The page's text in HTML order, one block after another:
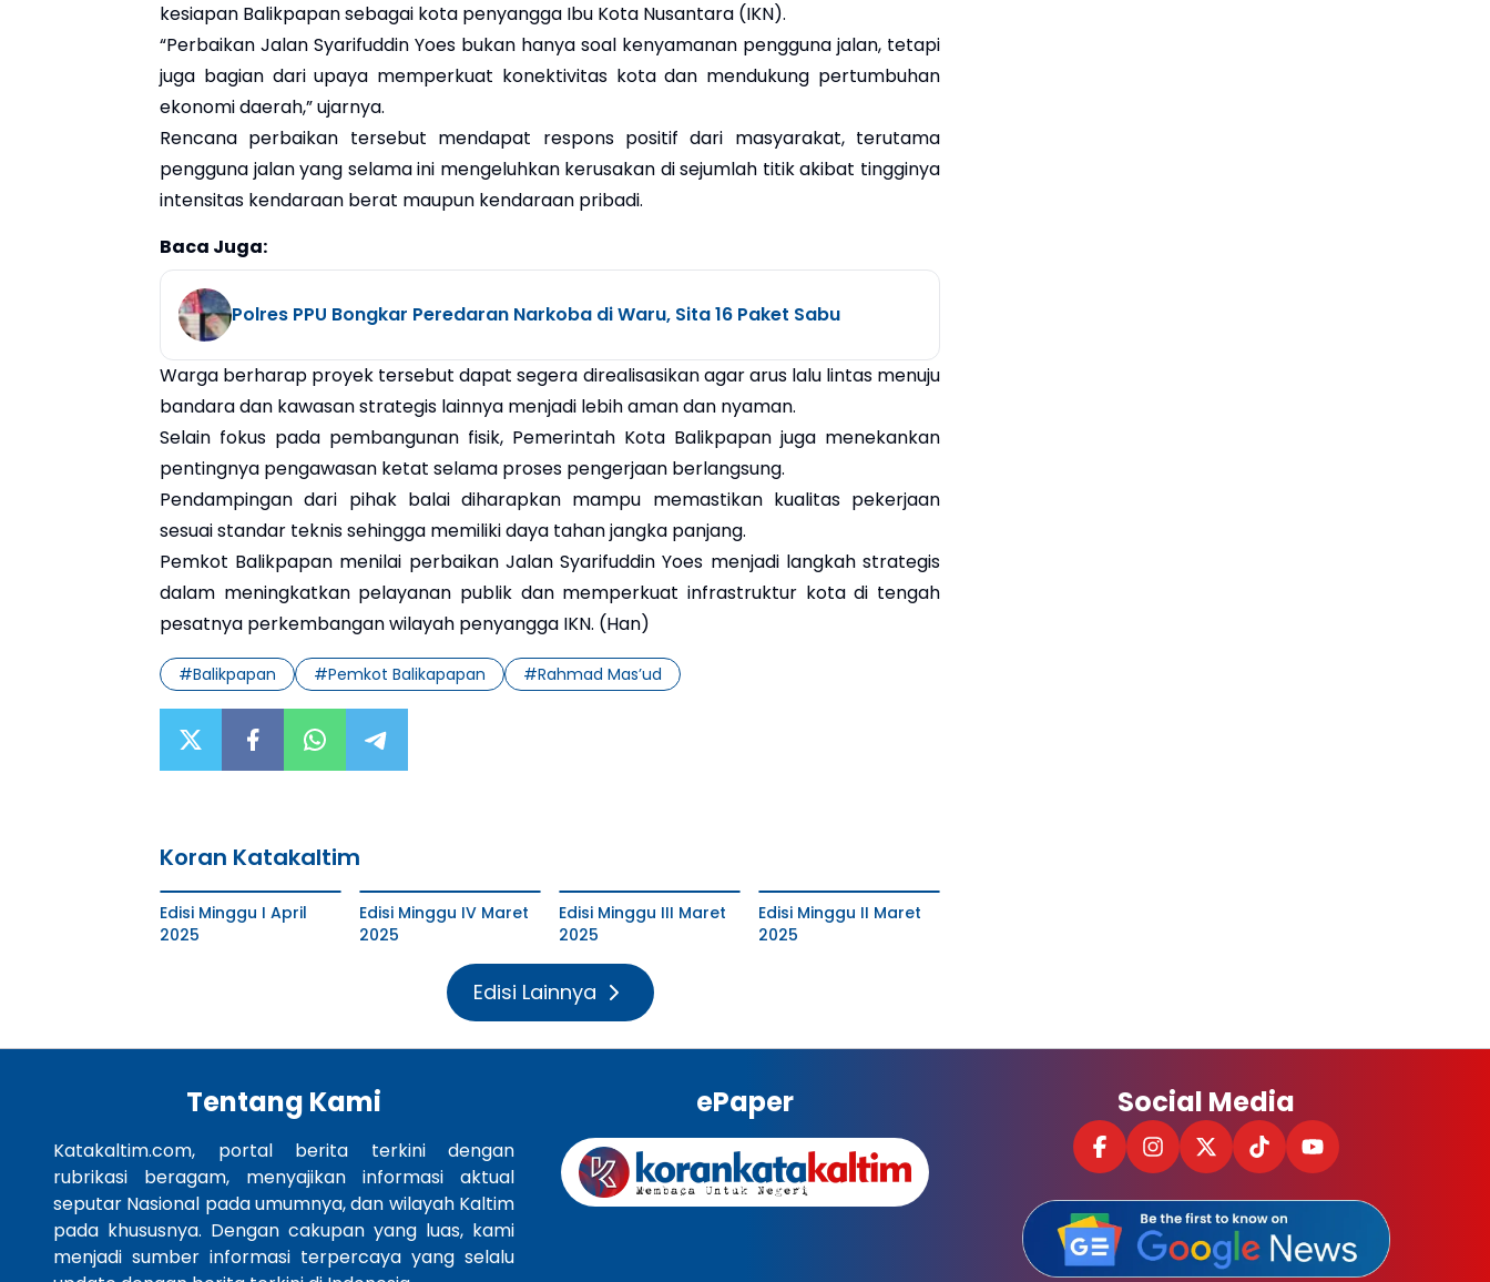
kesiapan Balikpapan sebagai kota penyangga Ibu Kota Nusantara (IKN).
“Perbaikan Jalan Syarifuddin Yoes bukan hanya soal kenyamanan pengguna jalan, tetapi
juga bagian dari upaya memperkuat konektivitas kota dan mendukung pertumbuhan
ekonomi daerah,” ujarnya.
Rencana perbaikan tersebut mendapat respons positif dari masyarakat, terutama
pengguna jalan yang selama ini mengeluhkan kerusakan di sejumlah titik akibat tingginya
intensitas kendaraan berat maupun kendaraan pribadi.
Baca Juga:
Polres PPU Bongkar Peredaran Narkoba di Waru, Sita 16 Paket Sabu
Warga berharap proyek tersebut dapat segera direalisasikan agar arus lalu lintas menuju
bandara dan kawasan strategis lainnya menjadi lebih aman dan nyaman.
Selain fokus pada pembangunan fisik, Pemerintah Kota Balikpapan juga menekankan
pentingnya pengawasan ketat selama proses pengerjaan berlangsung.
Pendampingan dari pihak balai diharapkan mampu memastikan kualitas pekerjaan
sesuai standar teknis sehingga memiliki daya tahan jangka panjang.
Pemkot Balikpapan menilai perbaikan Jalan Syarifuddin Yoes menjadi langkah strategis
dalam meningkatkan pelayanan publik dan memperkuat infrastruktur kota di tengah
pesatnya perkembangan wilayah penyangga IKN. (Han)
#Balikpapan #Pemkot Balikapapan #Rahmad Mas’ud
Koran Katakaltim
Edisi Minggu I April
2025
Edisi Minggu IV Maret
2025
Edisi Minggu III Maret
2025
Edisi Minggu II Maret
2025
Edisi Lainnya
Tentang Kami
Katakaltim.com, portal berita terkini dengan
rubrikasi beragam, menyajikan informasi aktual
seputar Nasional pada umumnya, dan wilayah Kaltim
pada khususnya. Dengan cakupan yang luas, kami
menjadi sumber informasi terpercaya yang selalu
ePaper Social Media